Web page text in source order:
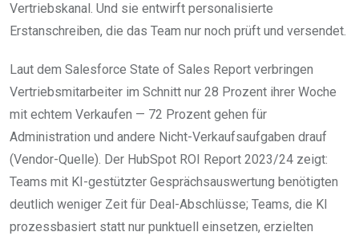
Vertriebskanal. Und sie entwirft personalisierte
Erstanschreiben, die das Team nur noch prüft und versendet.
Laut dem Salesforce State of Sales Report verbringen
Vertriebsmitarbeiter im Schnitt nur 28 Prozent ihrer Woche
mit echtem Verkaufen — 72 Prozent gehen für
Administration und andere Nicht-Verkaufsaufgaben drauf
(Vendor-Quelle). Der HubSpot ROI Report 2023/24 zeigt:
Teams mit KI-gestützter Gesprächsauswertung benötigten
deutlich weniger Zeit für Deal-Abschlüsse; Teams, die KI
prozessbasiert statt nur punktuell einsetzen, erzielten